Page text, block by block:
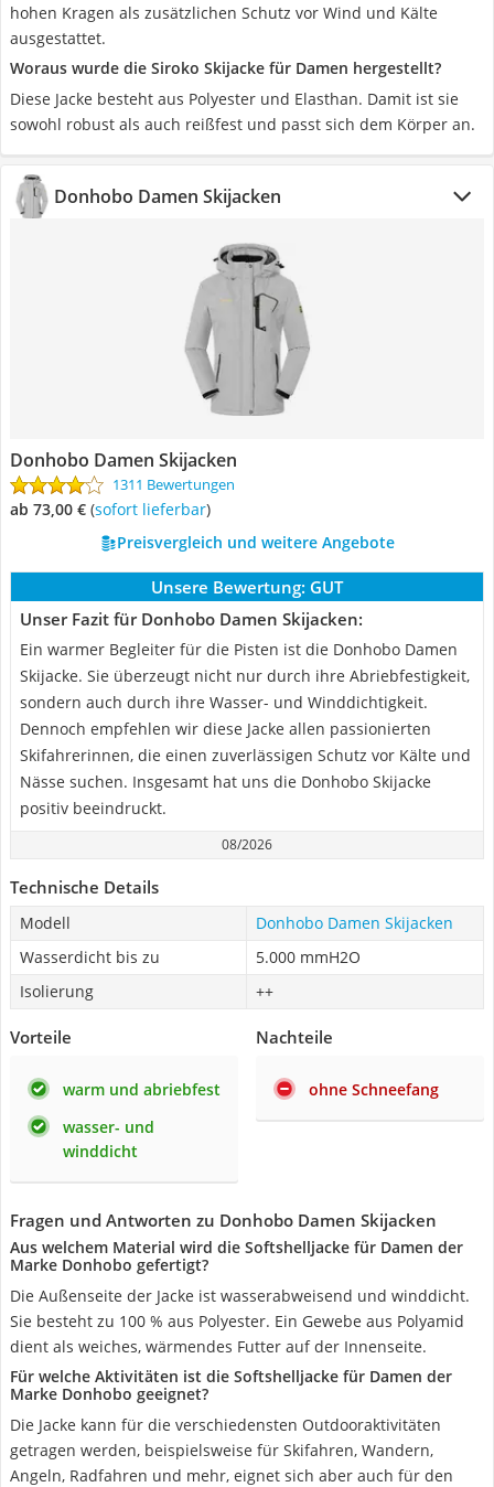
hohen Kragen als zusätzlichen Schutz vor Wind und Kälte
ausgestattet.
Woraus wurde die Siroko Skijacke für Damen hergestellt?
Diese Jacke besteht aus Polyester und Elasthan. Damit ist sie
sowohl robust als auch reißfest und passt sich dem Körper an.
Donhobo Damen Skijacken
Donhobo Damen Skijacken
1311 Bewertungen
ab 73,00 € ( Sofort lieferbar)
Preisvergleich und weitere Angebote
Unsere Bewertung: GUT
Unser Fazit für Donhobo Damen Skijacken:
Ein warmer Begleiter für die Pisten ist die Donhobo Damen
Skijacke. Sie überzeugt nicht nur durch ihre Abriebfestigkeit,
sondern auch durch ihre Wasser- und Winddichtigkeit.
Dennoch empfehlen wir diese Jacke allen passionierten
Skifahrerinnen, die einen zuverlässigen Schutz vor Kälte und
Nässe suchen. Insgesamt hat uns die Donhobo Skijacke
positiv beeindruckt.
08/2026
Technische Details
Modell
Donhobo Damen Skijacken
Wasserdicht bis zu
5.000 mmH2O
Isolierung
++
Vorteile
warm und abriebfest
wasser- und
winddicht
Nachteile
ohne Schneefang
Fragen und Antworten zu Donhobo Damen Skijacken
Aus welchem Material wird die Softshelljacke für Damen der
Marke Donhobo gefertigt?
Die Außenseite der Jacke ist wasserabweisend und winddicht.
Sie besteht zu 100 % aus Polyester. Ein Gewebe aus Polyamid
dient als weiches, wärmendes Futter auf der Innenseite.
Für welche Aktivitäten ist die Softshelljacke für Damen der
Marke Donhobo geeignet?
Die Jacke kann für die verschiedensten Outdooraktivitäten
getragen werden, beispielsweise für Skifahren, Wandern,
Angeln, Radfahren und mehr, eignet sich aber auch für den